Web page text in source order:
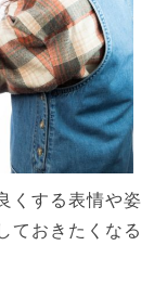
くする表情や姿
ておきたくなる